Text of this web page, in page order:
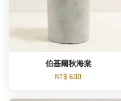
伯基爾秋海棠
NT$ 600